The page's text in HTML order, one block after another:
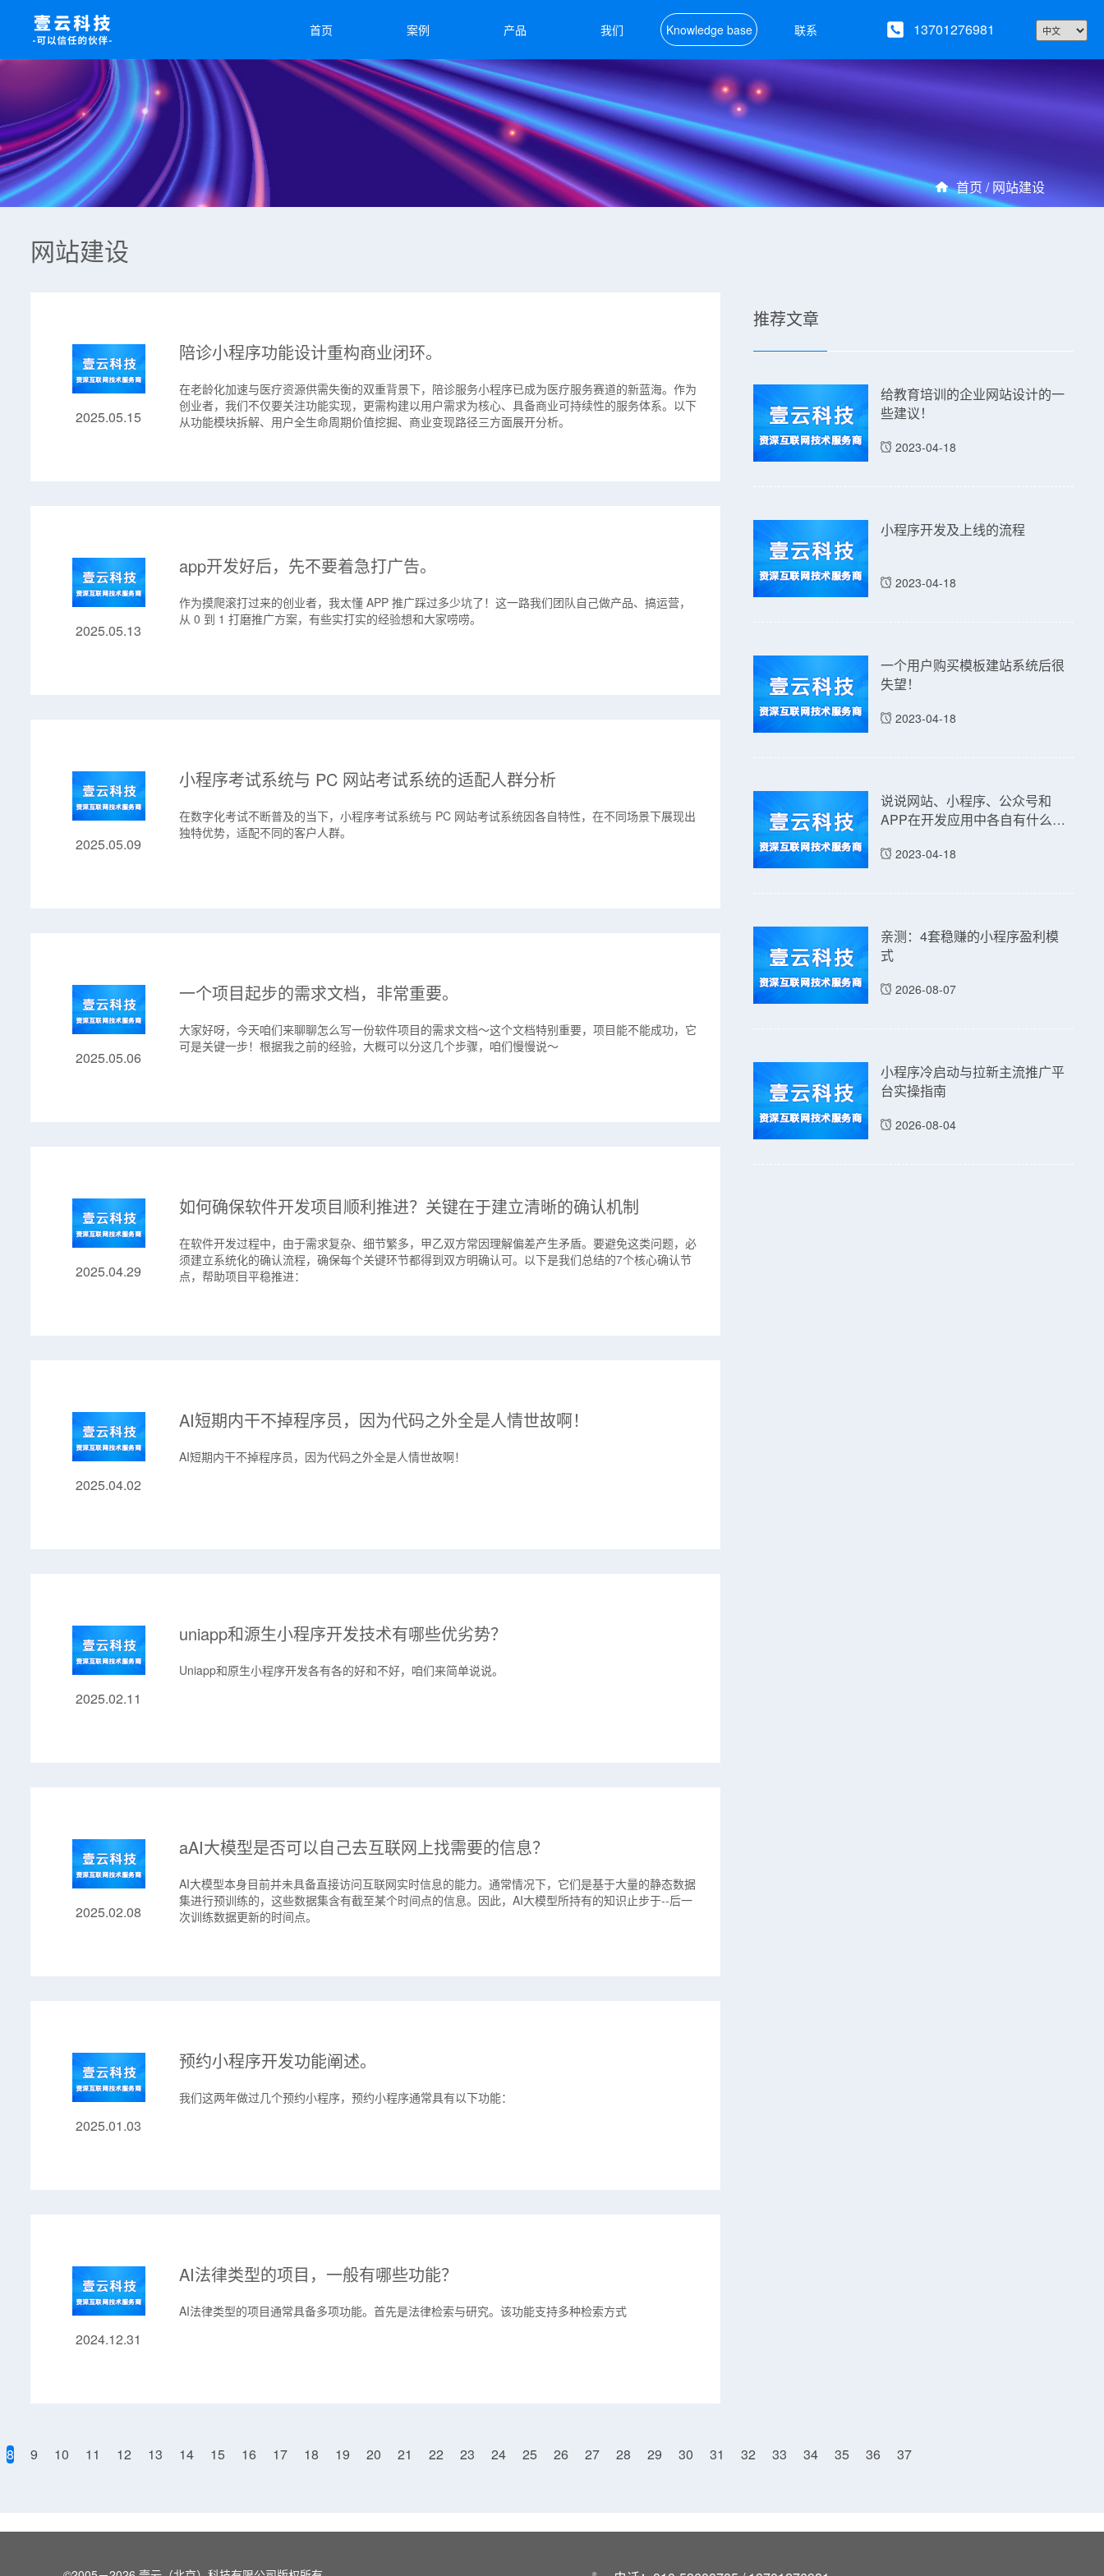
首页
案例
产品
我们
知识库
Knowledge base 联系 13701276981
首页 /网站建设
网站建设
2025.05.15
陪诊小程序功能设计重构商业闭环。
在老龄化加速与医疗资源供需失衡的双重背景下，陪诊服务小程序已成为医疗服务赛道的新蓝海。作为
创业者，我们不仅要关注功能实现，更需构建以用户需求为核心、具备商业可持续性的服务体系。以下
从功能模块拆解、用户全生命周期价值挖掘、商业变现路径三方面展开分析。
2025.05.13
app开发好后，先不要着急打广告。
作为摸爬滚打过来的创业者，我太懂 APP 推广踩过多少坑了！这一路我们团队自己做产品、搞运营，
从 0 到 1 打磨推广方案，有些实打实的经验想和大家唠唠。
2025.05.09
小程序考试系统与 PC 网站考试系统的适配人群分析
​在数字化考试不断普及的当下，小程序考试系统与 PC 网站考试系统因各自特性，在不同场景下展现出
独特优势，适配不同的客户人群。
2025.05.06
一个项目起步的需求文档，非常重要。
大家好呀，今天咱们来聊聊怎么写一份软件项目的需求文档～这个文档特别重要，项目能不能成功，它
可是关键一步！根据我之前的经验，大概可以分这几个步骤，咱们慢慢说～
2025.04.29
如何确保软件开发项目顺利推进？关键在于建立清晰的确认机制
在软件开发过程中，由于需求复杂、细节繁多，甲乙双方常因理解偏差产生矛盾。要避免这类问题，必
须建立系统化的确认流程，确保每个关键环节都得到双方明确认可。以下是我们总结的7个核心确认节
点，帮助项目平稳推进：
2025.04.02
AI短期内干不掉程序员，因为代码之外全是人情世故啊！
AI短期内干不掉程序员，因为代码之外全是人情世故啊！
2025.02.11
uniapp和源生小程序开发技术有哪些优劣势？
Uniapp和原生小程序开发各有各的好和不好，咱们来简单说说。
2025.02.08
aAI大模型是否可以自己去互联网上找需要的信息？
AI大模型本身目前并未具备直接访问互联网实时信息的能力。通常情况下，它们是基于大量的静态数据
集进行预训练的，这些数据集含有截至某个时间点的信息。因此，AI大模型所持有的知识止步于--后一
次训练数据更新的时间点。
2025.01.03
预约小程序开发功能阐述。
我们这两年做过几个预约小程序，预约小程序通常具有以下功能：
2024.12.31
AI法律类型的项目，一般有哪些功能？
AI法律类型的项目通常具备多项功能。首先是法律检索与研究。该功能支持多种检索方式
8 9 10 11 12 13 14 15 16 17 18 19 20 21 22 23 24 25 26 27 28 29 30 31 32 33 34 35 36 37
推荐文章
给教育培训的企业网站设计的一
些建议！
2023-04-18
小程序开发及上线的流程
2023-04-18
一个用户购买模板建站系统后很
失望！
2023-04-18
说说网站、小程序、公众号和
APP在开发应用中各自有什么优
2023-04-18
亲测：4套稳赚的小程序盈利模
式
2026-08-07
小程序冷启动与拉新主流推广平
台实操指南
2026-08-04